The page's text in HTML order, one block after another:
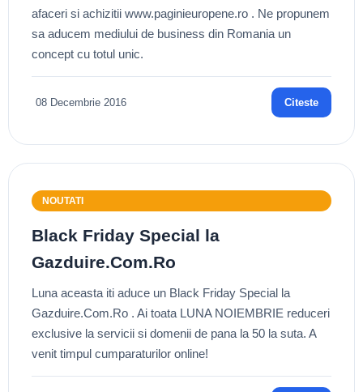
afaceri si achizitii www.paginieuropene.ro . Ne propunem
sa aducem mediului de business din Romania un
concept cu totul unic.
08 Decembrie 2016 Citeste
NOUTATI
Black Friday Special la
Gazduire.Com.Ro
Luna aceasta iti aduce un Black Friday Special la
Gazduire.Com.Ro . Ai toata LUNA NOIEMBRIE reduceri
exclusive la servicii si domenii de pana la 50 la suta. A
venit timpul cumparaturilor online!